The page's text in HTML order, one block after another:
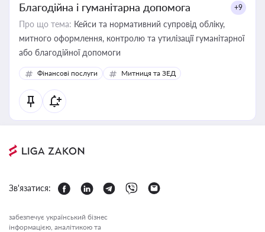
Благодійна і гуманітарна допомога +9
Про що тема: Кейси та нормативний супровід обліку,
митного оформлення, контролю та утилізації гуманітарної
або благодійної допомоги
Фінансові послуги Митниця та ЗЕД
Зв'язатися:
забезпечує український бізнес
інформацією, аналітикою та